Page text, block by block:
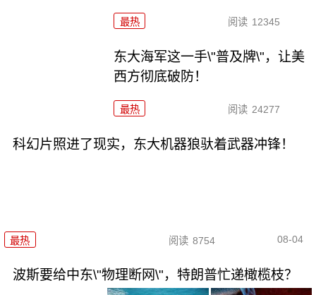
最热 阅读 12345
东大海军这一手\"普及牌\"，让美
西方彻底破防！
最热 阅读 24277
科幻片照进了现实，东大机器狼驮着武器冲锋！
最热 阅读 8754 08-04
波斯要给中东\"物理断网\"，特朗普忙递橄榄枝？